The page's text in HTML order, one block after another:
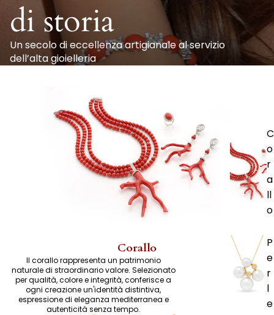
C
o
r
a
ll
o
P
e
r
l
e
di storia
Un secolo di eccellenza artigianale al servizio
dell’alta gioielleria
Corallo
Il corallo rappresenta un patrimonio
naturale di straordinario valore. Selezionato
per qualità, colore e integrità, conferisce a
ogni creazione un'identità distintiva,
espressione di eleganza mediterranea e
autenticità senza tempo.